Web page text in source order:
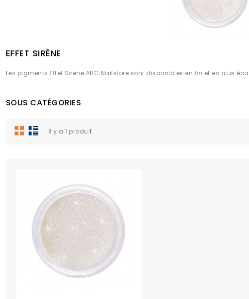
EFFET SIRÈNE
Les pigments Effet Sirène ABC Nailstore sont disponibles en fin et en plus
SOUS CATÉGORIES
Il y a 1 produit